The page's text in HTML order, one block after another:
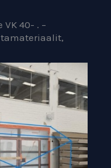
40- . –